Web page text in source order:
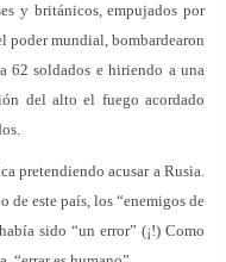
y británicos, empujados por
poder mundial, bombardearon
62 soldados e hiriendo a una
del alto el fuego acordado
pretendiendo acusar a Rusia.
de este país, los “enemigos de
sido “un error” (¡!) Como